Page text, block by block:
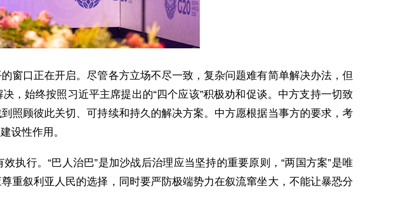
窗口正在开启。尽管各方立场不尽一致，复杂问题难有简单解决办法，但
，始终按照习近平主席提出的“四个应该”积极劝和促谈。中方支持一切致
照顾彼此关切、可持续和持久的解决方案。中方愿根据当事方的要求，考
设性作用。
执行。“巴人治巴”是加沙战后治理应当坚持的重要原则，“两国方案”是唯
重叙利亚人民的选择，同时要严防极端势力在叙流窜坐大，不能让暴恐分